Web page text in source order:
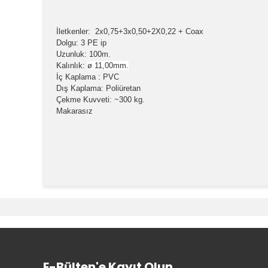
İletkenler: 2x0,75+3x0,50+2X0,22 + Coax
Dolgu: 3 PE ip
Uzunluk: 100m.
Kalınlık: ø 11,00mm.
İç Kaplama : PVC
Dış Kaplama: Poliüretan
Çekme Kuvveti: ~300 kg.
Makarasız
Ürün resmi kalitesiz, bozuk veya görüntülenemiyor.
Ürün bilgilerinde hatalar bulunuyor.